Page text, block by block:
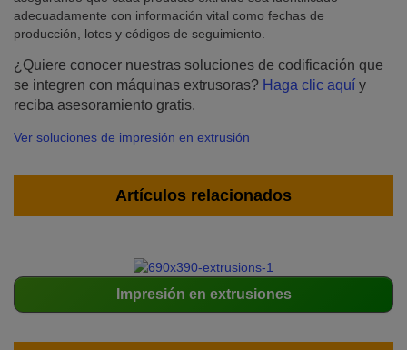
adecuadamente con información vital como fechas de
producción, lotes y códigos de seguimiento.
¿Quiere conocer nuestras soluciones de codificación que
se integren con máquinas extrusoras? Haga clic aquí y
reciba asesoramiento gratis.
Ver soluciones de impresión en extrusión
Artículos relacionados
Impresión en extrusiones